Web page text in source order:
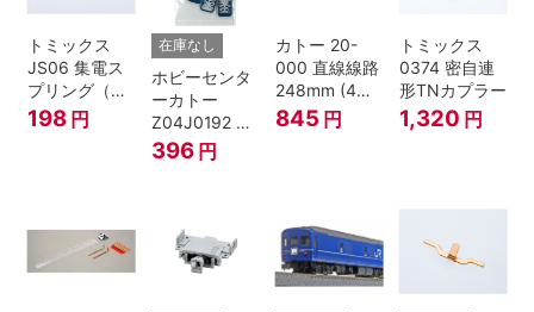
トミックス
JS06 集電ス
プリング（Ｌ
=7.5mm・4個
入） 鉄道模型
198 円
在庫なし
ホビーセンタ
ーカトー
Z04J0192 ク
モハ115 横須
賀色 ジャンパ
396 円
カトー 20-
000 直線線路
248mm (4本
入) Nゲージ
845 円
トミックス
0374 密自連
形TNカプラー
1,320 円